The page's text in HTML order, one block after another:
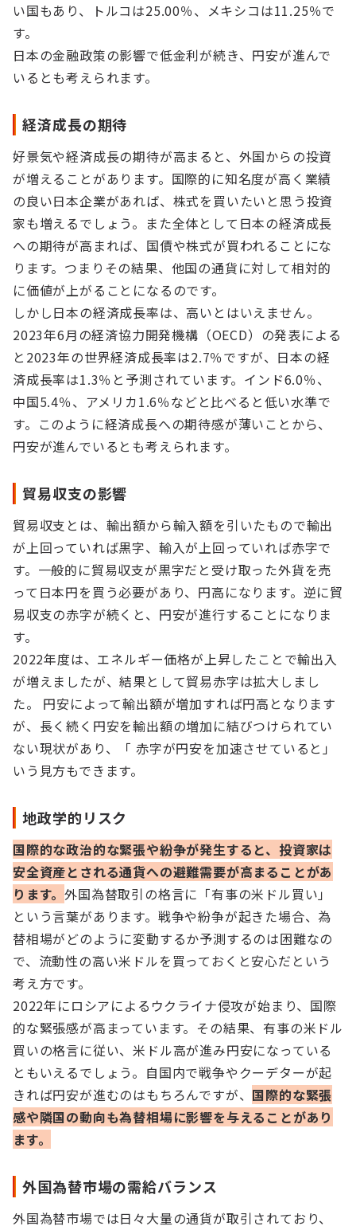
い国もあり、トルコは25.00％、メキシコは11.25％で
す。
日本の金融政策の影響で低金利が続き、円安が進んで
いるとも考えられます。
経済成長の期待
好景気や経済成長の期待が高まると、外国からの投資
が増えることがあります。国際的に知名度が高く業績
の良い日本企業があれば、株式を買いたいと思う投資
家も増えるでしょう。また全体として日本の経済成長
への期待が高まれば、国債や株式が買われることにな
ります。つまりその結果、他国の通貨に対して相対的
に価値が上がることになるのです。
しかし日本の経済成長率は、高いとはいえません。
2023年6月の経済協力開発機構（OECD）の発表による
と2023年の世界経済成長率は2.7％ですが、日本の経
済成長率は1.3％と予測されています。インド6.0％、
中国5.4％、アメリカ1.6％などと比べると低い水準で
す。このように経済成長への期待感が薄いことから、
円安が進んでいるとも考えられます。
貿易収支の影響
貿易収支とは、輸出額から輸入額を引いたもので輸出
が上回っていれば黒字、輸入が上回っていれば赤字で
す。一般的に貿易収支が黒字だと受け取った外貨を売
って日本円を買う必要があり、円高になります。逆に貿
易収支の赤字が続くと、円安が進行することになりま
す。
2022年度は、エネルギー価格が上昇したことで輸出入
が増えましたが、結果として貿易赤字は拡大しまし
た。 円安によって輸出額が増加すれば円高となります
が、長く続く円安を輸出額の増加に結びつけられてい
ない現状があり、「 赤字が円安を加速させていると」
いう見方もできます。
地政学的リスク
国際的な政治的な緊張や紛争が発生すると、投資家は
安全資産とされる通貨への避難需要が高まることがあ
ります。外国為替取引の格言に「有事の米ドル買い」
という言葉があります。戦争や紛争が起きた場合、為
替相場がどのように変動するか予測するのは困難なの
で、流動性の高い米ドルを買っておくと安心だという
考え方です。
2022年にロシアによるウクライナ侵攻が始まり、国際
的な緊張感が高まっています。その結果、有事の米ドル
買いの格言に従い、米ドル高が進み円安になっている
ともいえるでしょう。自国内で戦争やクーデターが起
きれば円安が進むのはもちろんですが、 国際的な緊張
感や隣国の動向も為替相場に影響を与えることがあり
ます。
外国為替市場の需給バランス
外国為替市場では日々大量の通貨が取引されており、